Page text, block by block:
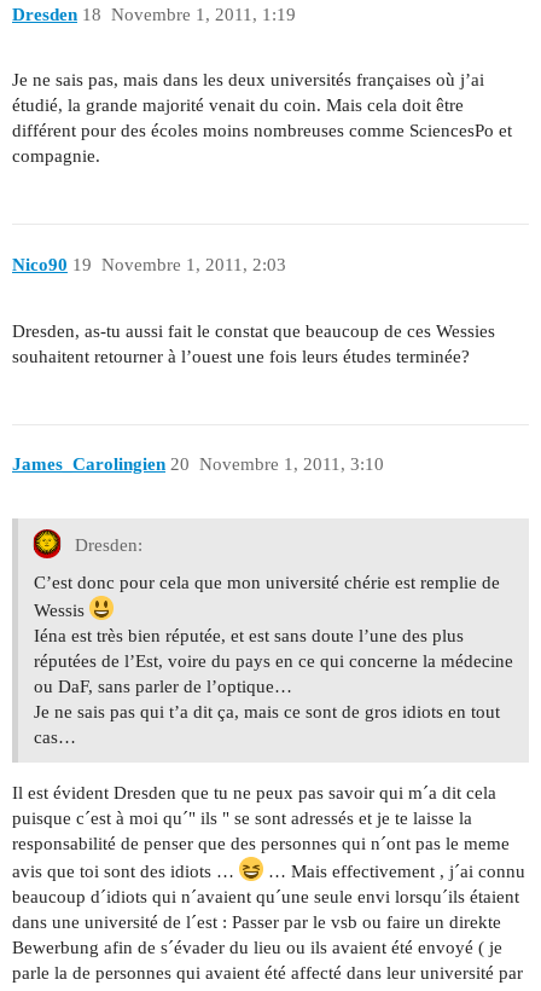
Dresden Novembre 1, 2011, 1:19
18
Je ne sais pas, mais dans les deux universités françaises où j’ai
étudié, la grande majorité venait du coin. Mais cela doit être
différent pour des écoles moins nombreuses comme SciencesPo et
compagnie.
Nico90 Novembre 1, 2011, 2:03
19
Dresden, as-tu aussi fait le constat que beaucoup de ces Wessies
souhaitent retourner à l’ouest une fois leurs études terminée?
James_Carolingien Novembre 1, 2011, 3:10
20
Dresden:
C’est donc pour cela que mon université chérie est remplie de
Wessis
Iéna est très bien réputée, et est sans doute l’une des plus
réputées de l’Est, voire du pays en ce qui concerne la médecine
ou DaF, sans parler de l’optique…
Je ne sais pas qui t’a dit ça, mais ce sont de gros idiots en tout
cas…
Il est évident Dresden que tu ne peux pas savoir qui m´a dit cela
puisque c´est à moi qu´" ils " se sont adressés et je te laisse la
responsabilité de penser que des personnes qui n´ont pas le meme
avis que toi sont des idiots …
… Mais effectivement , j´ai connu
beaucoup d´idiots qui n´avaient qu´une seule envi lorsqu´ils étaient
dans une université de l´est : Passer par le vsb ou faire un direkte
Bewerbung afin de s´évader du lieu ou ils avaient été envoyé ( je
parle la de personnes qui avaient été affecté dans leur université par